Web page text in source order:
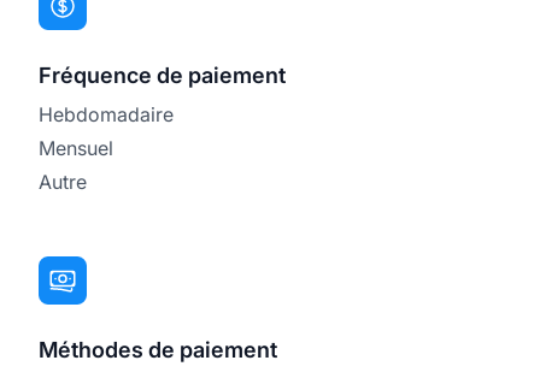
Fréquence de paiement
Hebdomadaire
Mensuel
Autre
Méthodes de paiement